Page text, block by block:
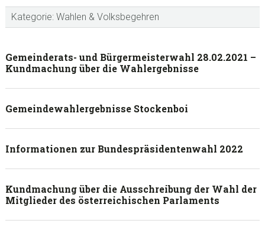
Kategorie: Wahlen & Volksbegehren
sidebar
Blog
Sidebar
Gemeinderats- und Bürgermeisterwahl 28.02.2021 –
Kundmachung über die Wahlergebnisse
Gemeindewahlergebnisse Stockenboi
Informationen zur Bundespräsidentenwahl 2022
Kundmachung über die Ausschreibung der Wahl der
Mitglieder des österreichischen Parlaments